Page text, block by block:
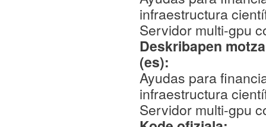
infraestructura
Servidor multi-gpu
Deskribapen
(es):
Ayudas para
infraestructura
Servidor multi-gpu